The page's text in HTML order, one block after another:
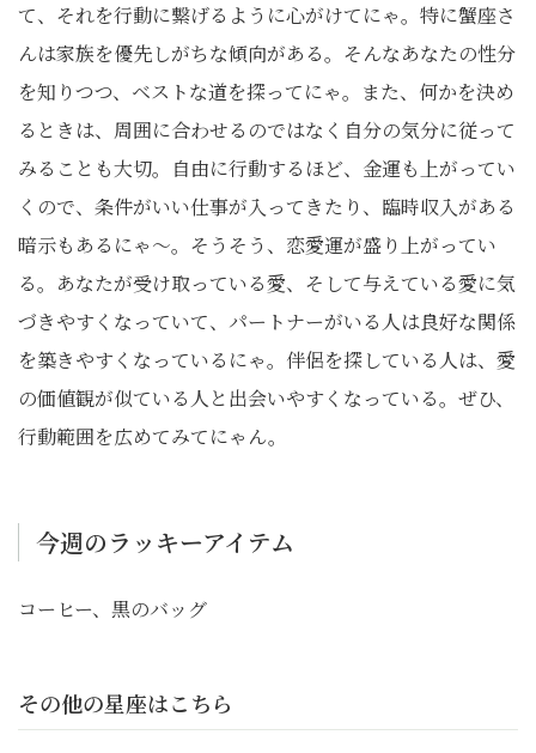
て、それを行動に繋げるように心がけてにゃ。特に蟹座さ
んは家族を優先しがちな傾向がある。そんなあなたの性分
を知りつつ、ベストな道を探ってにゃ。また、何かを決め
るときは、周囲に合わせるのではなく自分の気分に従って
みることも大切。自由に行動するほど、金運も上がってい
くので、条件がいい仕事が入ってきたり、臨時収入がある
暗示もあるにゃ〜。そうそう、恋愛運が盛り上がってい
る。あなたが受け取っている愛、そして与えている愛に気
づきやすくなっていて、パートナーがいる人は良好な関係
を築きやすくなっているにゃ。伴侶を探している人は、愛
の価値観が似ている人と出会いやすくなっている。ぜひ、
行動範囲を広めてみてにゃん。
今週のラッキーアイテム
コーヒー、黒のバッグ
その他の星座はこちら